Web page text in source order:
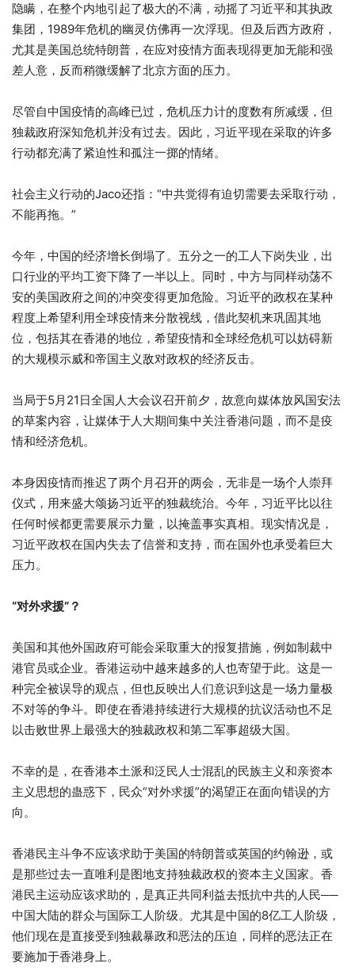
隐瞒，在整个内地引起了极大的不满，动摇了习近平和其执政
集团，1989年危机的幽灵仿佛再一次浮现。但及后西方政府，
尤其是美国总统特朗普，在应对疫情方面表现得更加无能和强
差人意，反而稍微缓解了北京方面的压力。
尽管自中国疫情的高峰已过，危机压力计的度数有所减缓，但
独裁政府深知危机并没有过去。因此，习近平现在采取的许多
行动都充满了紧迫性和孤注一掷的情绪。
社会主义行动的Jaco还指：“中共觉得有迫切需要去采取行动，
不能再拖。”
今年，中国的经济增长倒塌了。五分之一的工人下岗失业，出
口行业的平均工资下降了一半以上。同时，中方与同样动荡不
安的美国政府之间的冲突变得更加危险。习近平的政权在某种
程度上希望利用全球疫情来分散视线，借此契机来巩固其地
位，包括其在香港的地位，希望疫情和全球经危机可以妨碍新
的大规模示威和帝国主义敌对政权的经济反击。
当局于5月21日全国人大会议召开前夕，故意向媒体放风国安法
的草案内容，让媒体于人大期间集中关注香港问题，而不是疫
情和经济危机。
本身因疫情而推迟了两个月召开的两会，无非是一场个人崇拜
仪式，用来盛大颂扬习近平的独裁统治。今年，习近平比以往
任何时候都更需要展示力量，以掩盖事实真相。现实情况是，
习近平政权在国内失去了信誉和支持，而在国外也承受着巨大
压力。
“对外求援”？
美国和其他外国政府可能会采取重大的报复措施，例如制裁中
港官员或企业。香港运动中越来越多的人也寄望于此。这是一
种完全被误导的观点，但也反映出人们意识到这是一场力量极
不对等的争斗。即使在香港持续进行大规模的抗议活动也不足
以击败世界上最强大的独裁政权和第二军事超级大国。
不幸的是，在香港本土派和泛民人士混乱的民族主义和亲资本
主义思想的蛊惑下，民众“对外求援”的渴望正在面向错误的方
向。
香港民主斗争不应该求助于美国的特朗普或英国的约翰逊，或
是那些过去一直唯利是图地支持独裁政权的资本主义国家。香
港民主运动应该求助的，是真正共同利益去抵抗中共的人民──
中国大陆的群众与国际工人阶级。尤其是中国的8亿工人阶级，
他们现在是直接受到独裁暴政和恶法的压迫，同样的恶法正在
要施加于香港身上。